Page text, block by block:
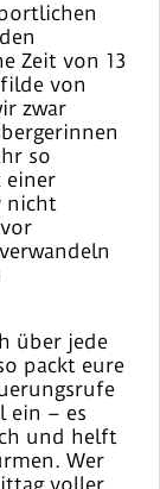
Zeit von 13
von
zwar
so
einer
nicht
über jede
packt eure
ein – es
und helft
Wer